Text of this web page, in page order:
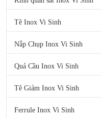
Tê Inox Vi Sinh
Nắp Chụp Inox Vi Sinh
Quả Cầu Inox Vi Sinh
Tê Giảm Inox Vi Sinh
Ferrule Inox Vi Sinh